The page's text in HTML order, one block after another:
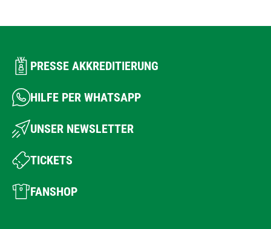
PRESSE AKKREDITIERUNG
HILFE PER WHATSAPP
UNSER NEWSLETTER
TICKETS
FANSHOP